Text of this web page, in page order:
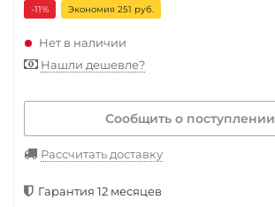
-11% Экономия 251 руб.
Нет в наличии
Нашли дешевле?
Сообщить о поступлении
Рассчитать доставку
Гарантия 12 месяцев